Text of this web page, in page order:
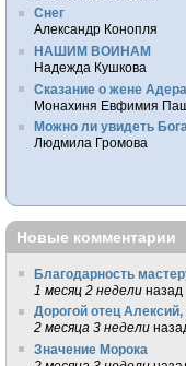
Снег
Александр Конопля
НАШИМ ВОИНАМ
Надежда Кушкова
Сказание о жене
Монахиня Евфимия
Можно ли увидеть
Людмила Громова
Новые комментарии
Благодарность
1 месяц 2 недели назад
Дорогой отец Алексий,
2 месяца 3 недели
Значение Морока